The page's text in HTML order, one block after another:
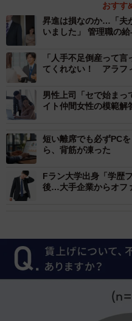
おすす
昇進は損なのか…「夫
いました」 管理職の
「人手不足倒産って
てくれない！ アラフ
男性上司「セで始ま
イト仲間女性の模範解
短い離席でも必ずPC
ら、背筋が凍った
Fラン大学出身「学歴
後…大手企業からオフ